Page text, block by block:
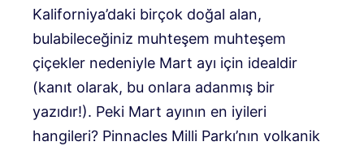
Kaliforniya’daki birçok doğal alan,
bulabileceğiniz muhteşem muhteşem
çiçekler nedeniyle Mart ayı için idealdir
(kanıt olarak, bu onlara adanmış bir
yazıdır!). Peki Mart ayının en iyileri
hangileri? Pinnacles Milli Parkı’nın volkanik